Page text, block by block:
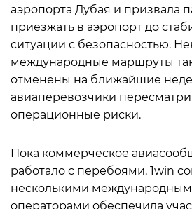
аэропорта Дубая и призвала
приезжать в аэропорт до
ситуации с безопасностью.
международные маршруты
отменены на ближайшие
авиаперевозчики
операционные риски.
Пока коммерческое
работало с перебоями, 1win
несколькими
операторами обеспечила